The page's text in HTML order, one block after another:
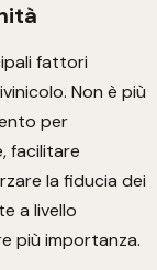
fattori
Non è più
per
facilitare
la fiducia dei
a livello
più importanza.